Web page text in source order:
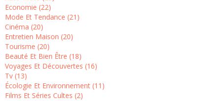
Economie (22)
Mode Et Tendance (21)
Cinéma (20)
Entretien Maison (20)
Tourisme (20)
Beauté Et Bien Être (18)
Voyages Et Découvertes (16)
Tv (13)
Écologie Et Environnement (11)
Films Et Séries Cultes (2)